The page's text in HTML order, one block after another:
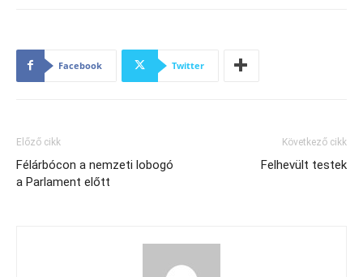
Facebook Twitter
Előző cikk
Félárbócon a nemzeti lobogó
a Parlament előtt
Következő cikk
Felhevült testek